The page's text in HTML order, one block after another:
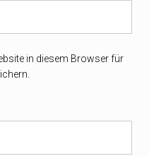
in diesem Browser für